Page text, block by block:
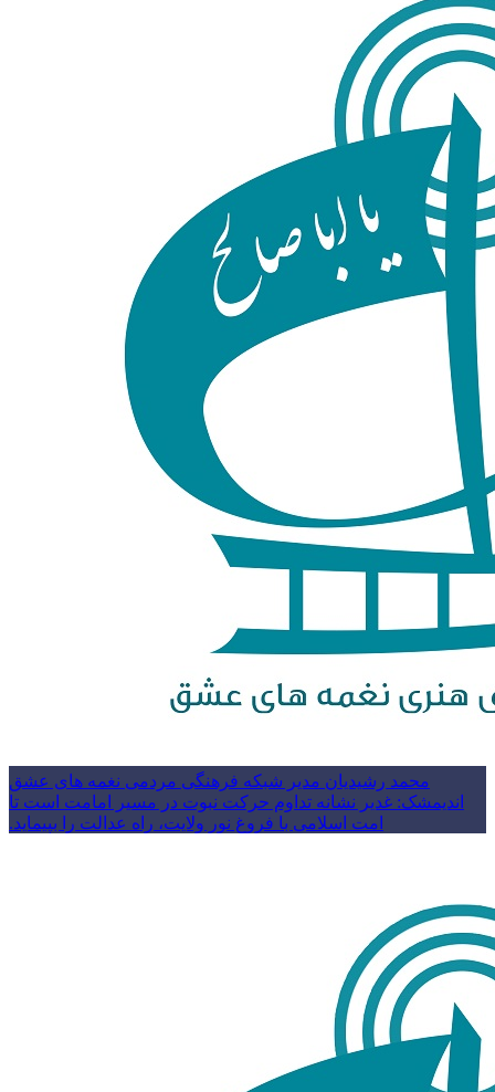
محمد رشیدیان مدیر شبکه فرهنگی مردمی نغمه های عشق
اندیمشک: غدیر نشانه تداوم حرکت نبوت در مسیر امامت است تا
امت اسلامی با فروغ نور ولایت، راه عدالت را بپیماید.